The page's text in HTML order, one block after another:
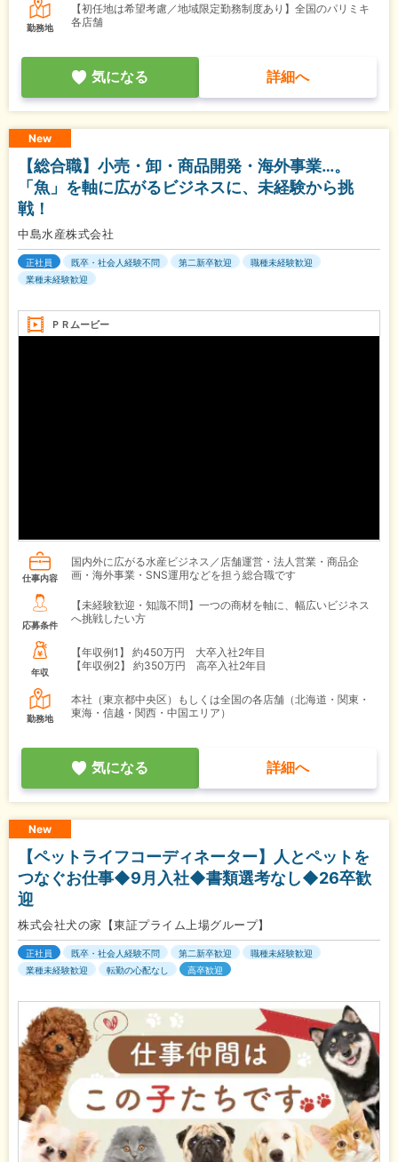
勤務地
【初任地は希望考慮／地域限定勤務制度あり】全国のパリミキ
各店舗
気になる 詳細へ
New
【総合職】小売・卸・商品開発・海外事業…。
「魚」を軸に広がるビジネスに、未経験から挑
戦！
中島水産株式会社
正社員 既卒・社会人経験不問 第二新卒歓迎
職種未経験歓迎
業種未経験歓迎
ＰＲムービー
仕事内容
国内外に広がる水産ビジネス／店舗運営・法人営業・商品企
画・海外事業・SNS運用などを担う総合職です
応募条件
【未経験歓迎・知識不問】一つの商材を軸に、幅広いビジネス
へ挑戦したい方
年収
【年収例1】
約450万円 大卒入社2年目
【年収例2】
約350万円 高卒入社2年目
勤務地
本社（東京都中央区）もしくは全国の各店舗（北海道・関東・
東海・信越・関西・中国エリア）
気になる 詳細へ
New
【ペットライフコーディネーター】人とペットを
つなぐお仕事◆9月入社◆書類選考なし◆26卒歓
迎
株式会社犬の家【東証プライム上場グループ】
正社員 既卒・社会人経験不問 第二新卒歓迎
職種未経験歓迎
業種未経験歓迎
転勤の心配なし 高卒歓迎